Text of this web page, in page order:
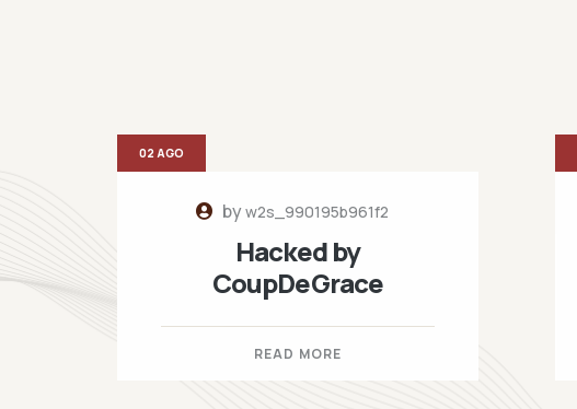
byw2s_990195b961f2
Hacked by
CoupDeGrace
READ MORE
02 AGO